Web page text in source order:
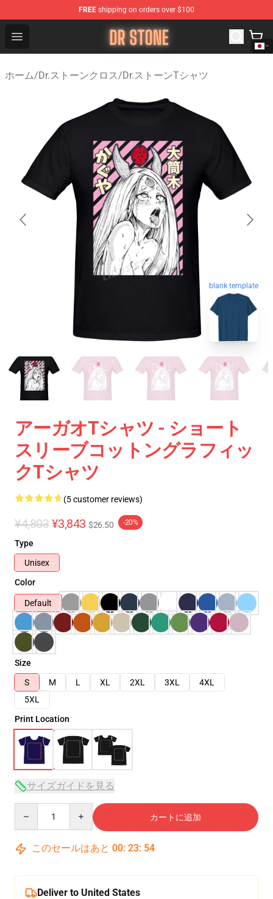
FREE shipping on orders over $100
Open menu
Dr Stone Store - Official Dr Stone Merchandise Shop
ホーム/Dr.ストーンクロス/Dr.ストーンTシャツ
blank template
アーガオTシャツ - ショート
スリーブコットングラフィッ
クTシャツ
(5 customer reviews)
¥4,803 ¥3,843 $26.50 -20%
Type
Unisex
Color
Default
Size
S
M L XL 2XL 3XL
4XL
5XL
Print Location
サイズガイドを見る
カートに追加
このセールはあと 00: 23: 54
Deliver to United States